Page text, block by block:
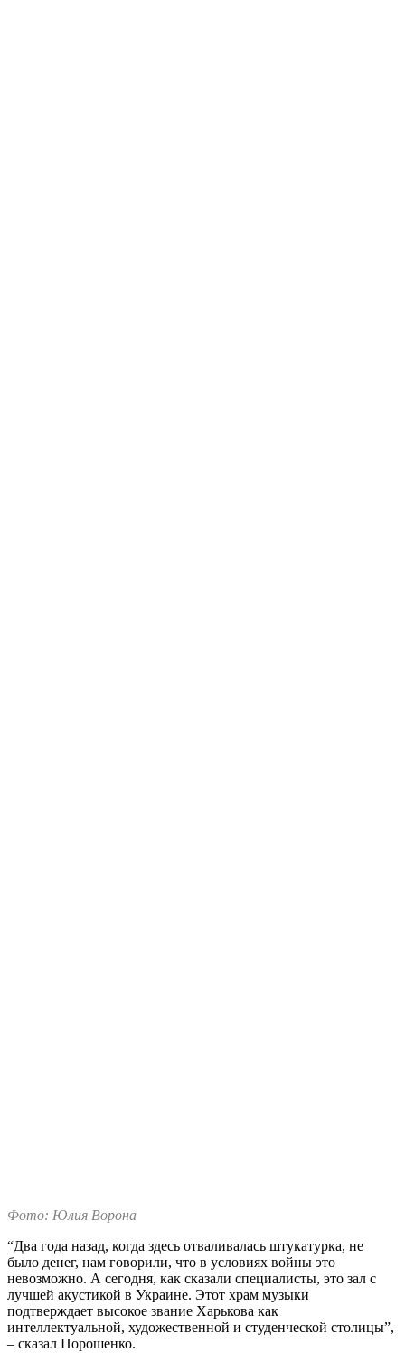
Фото: Юлия Ворона
“Два года назад, когда здесь отваливалась штукатурка, не
было денег, нам говорили, что в условиях войны это
невозможно. А сегодня, как сказали специалисты, это зал с
лучшей акустикой в Украине. Этот храм музыки
подтверждает высокое звание Харькова как
интеллектуальной, художественной и студенческой столицы”,
– сказал Порошенко.